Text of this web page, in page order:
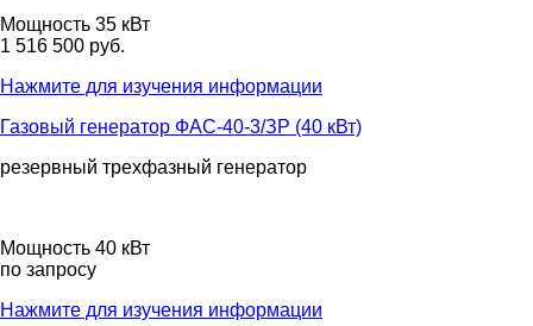
Мощность 35 кВт
1 516 500 руб.
Нажмите для изучения информации
Газовый генератор ФАС-40-3/ЗР (40 кВт)
резервный трехфазный генератор
Мощность 40 кВт
по запросу
Нажмите для изучения информации